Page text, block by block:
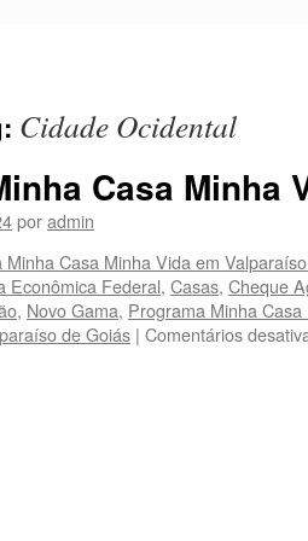
Cidade Ocidental
Casa Minha
poradmin
Minha Casa Minha Vida em
Econômica Federal, Casas, Cheque
, Novo Gama, Programa Minha
de Goiás | Comentários